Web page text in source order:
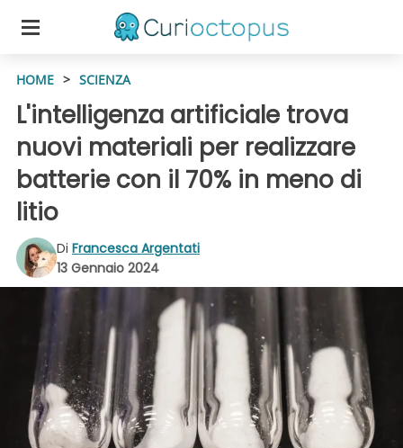
HOME > SCIENZA
L'intelligenza artificiale trova
nuovi materiali per realizzare
batterie con il 70% in meno di
litio
Di Francesca Argentati
13 Gennaio 2024